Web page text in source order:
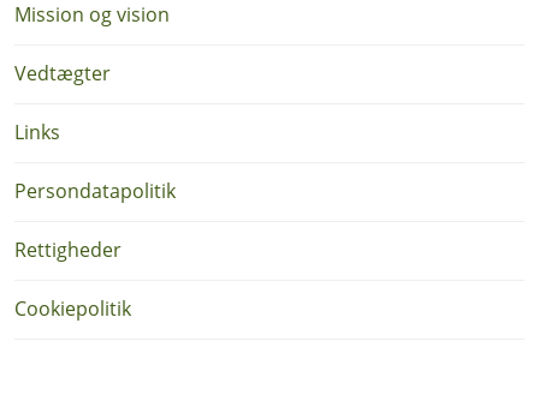
Mission og vision
Vedtægter
Links
Persondatapolitik
Rettigheder
Cookiepolitik